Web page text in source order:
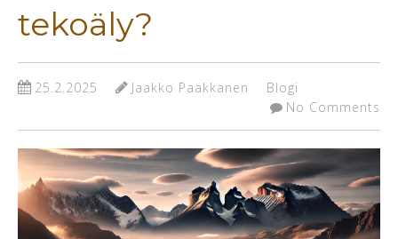
tekoäly?
25.2.2025 Jaakko Paakkanen
Blogi
No Comments